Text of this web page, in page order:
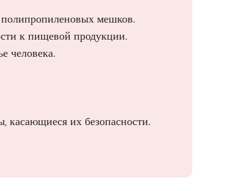
полипропиленовых мешков.
к пищевой продукции.
человека.
касающиеся их безопасности.